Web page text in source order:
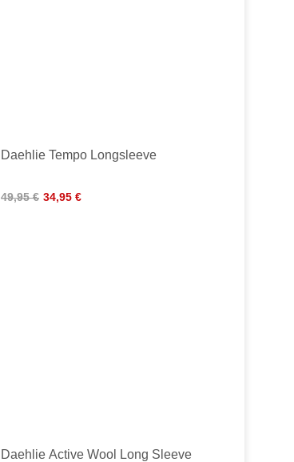
Daehlie Tempo Longsleeve
49,95 € 34,95 €
Daehlie Active Wool Long Sleeve